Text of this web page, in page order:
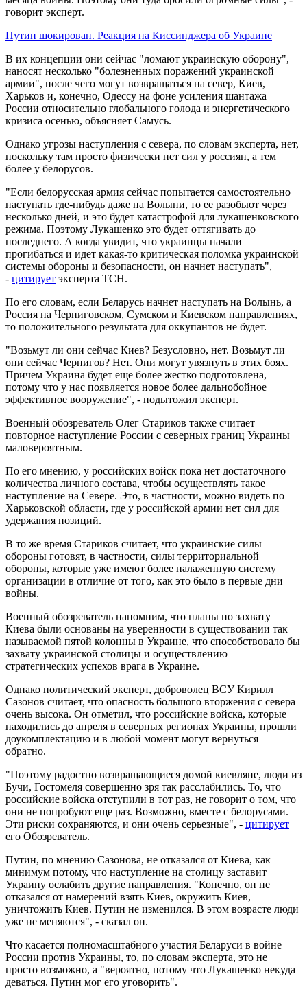
говорит эксперт.
Путин шокирован. Реакция на Киссинджера об Украине
В их концепции они сейчас "ломают украинскую оборону",
наносят несколько "болезненных поражений украинской
армии", после чего могут возвращаться на север, Киев,
Харьков и, конечно, Одессу на фоне усиления шантажа
России относительно глобального голода и энергетического
кризиса осенью, объясняет Самусь.
Однако угрозы наступления с севера, по словам эксперта, нет,
поскольку там просто физически нет сил у россиян, а тем
более у белорусов.
"Если белорусская армия сейчас попытается самостоятельно
наступать где-нибудь даже на Волыни, то ее разобьют через
несколько дней, и это будет катастрофой для лукашенковского
режима. Поэтому Лукашенко это будет оттягивать до
последнего. А когда увидит, что украинцы начали
прогибаться и идет какая-то критическая поломка украинской
системы обороны и безопасности, он начнет наступать",
- цитирует эксперта ТСН.
По его словам, если Беларусь начнет наступать на Волынь, а
Россия на Черниговском, Сумском и Киевском направлениях,
то положительного результата для оккупантов не будет.
"Возьмут ли они сейчас Киев? Безусловно, нет. Возьмут ли
они сейчас Чернигов? Нет. Они могут увязнуть в этих боях.
Причем Украина будет еще более жестко подготовлена,
потому что у нас появляется новое более дальнобойное
эффективное вооружение", - подытожил эксперт.
Военный обозреватель Олег Стариков также считает
повторное наступление России с северных границ Украины
маловероятным.
По его мнению, у российских войск пока нет достаточного
количества личного состава, чтобы осуществлять такое
наступление на Севере. Это, в частности, можно видеть по
Харьковской области, где у российской армии нет сил для
удержания позиций.
В то же время Стариков считает, что украинские силы
обороны готовят, в частности, силы территориальной
обороны, которые уже имеют более налаженную систему
организации в отличие от того, как это было в первые дни
войны.
Военный обозреватель напомним, что планы по захвату
Киева были основаны на уверенности в существовании так
называемой пятой колонны в Украине, что способствовало бы
захвату украинской столицы и осуществлению
стратегических успехов врага в Украине.
Однако политический эксперт, доброволец ВСУ Кирилл
Сазонов считает, что опасность большого вторжения с севера
очень высока. Он отметил, что российские войска, которые
находились до апреля в северных регионах Украины, прошли
доукомплектацию и в любой момент могут вернуться
обратно.
"Поэтому радостно возвращающиеся домой киевляне, люди из
Бучи, Гостомеля совершенно зря так расслабились. То, что
российские войска отступили в тот раз, не говорит о том, что
они не попробуют еще раз. Возможно, вместе с белорусами.
Эти риски сохраняются, и они очень серьезные", - цитирует
его Обозреватель.
Путин, по мнению Сазонова, не отказался от Киева, как
минимум потому, что наступление на столицу заставит
Украину ослабить другие направления. "Конечно, он не
отказался от намерений взять Киев, окружить Киев,
уничтожить Киев. Путин не изменился. В этом возрасте люди
уже не меняются", - сказал он.
Что касается полномасштабного участия Беларуси в войне
России против Украины, то, по словам эксперта, это не
просто возможно, а "вероятно, потому что Лукашенко некуда
деваться. Путин мог его уговорить".